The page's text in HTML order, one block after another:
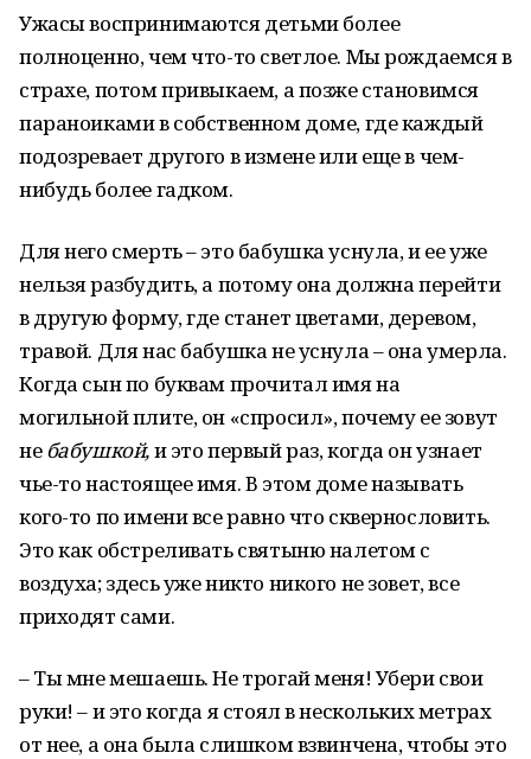
Ужасы воспринимаются детьми более
полноценно, чем что-то светлое. Мы рождаемся в
страхе, потом привыкаем, а позже становимся
параноиками в собственном доме, где каждый
подозревает другого в измене или еще в чем-
нибудь более гадком.
Для него смерть – это бабушка уснула, и ее уже
нельзя разбудить, а потому она должна перейти
в другую форму, где станет цветами, деревом,
травой. Для нас бабушка не уснула – она умерла.
Когда сын по буквам прочитал имя на
могильной плите, он «спросил», почему ее зовут
небабушкой,и это первый раз, когда он узнает
чье-то настоящее имя. В этом доме называть
кого-то по имени все равно что сквернословить.
Это как обстреливать святыню налетом с
воздуха; здесь уже никто никого не зовет, все
приходят сами.
– Ты мне мешаешь. Не трогай меня! Убери свои
руки! – и это когда я стоял в нескольких метрах
от нее, а она была слишком взвинчена, чтобы это